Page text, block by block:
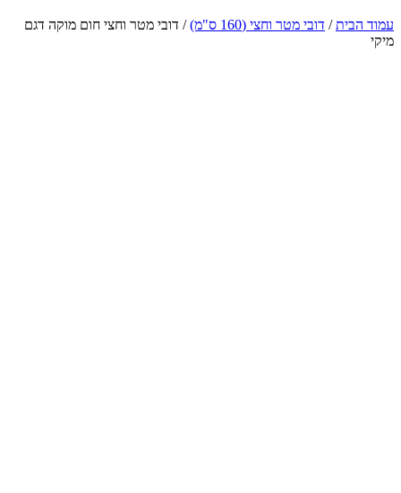
עמוד הבית/ דובי מטר וחצי (160 ס"מ)
/ דובי מטר וחצי חום מוקה דגם
מיקי